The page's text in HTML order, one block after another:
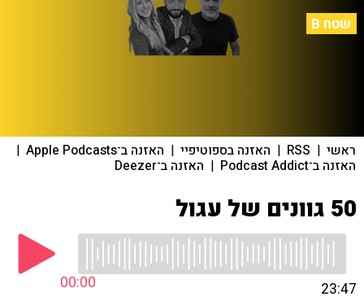
שטח B
ראשי |
RSS
| האזנה בספוטיפיי | האזנה ב־Apple Podcasts |
האזנה ב־Podcast Addict | האזנה ב־Deezer
50 גוונים של עגול
00:00 23:47